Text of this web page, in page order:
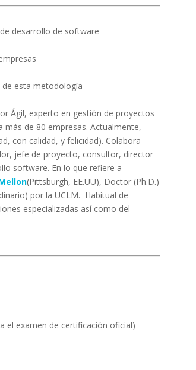
desarrollo de software
de esta metodología
Ágil, experto en gestión de proyectos
de 80 empresas. Actualmente,
con calidad, y felicidad). Colabora
jefe de proyecto, consultor, director
software. En lo que refiere a
(Pittsburgh, EE.UU), Doctor (Ph.D.)
por la UCLM. Habitual de
especializadas así como del
el examen de certificación oficial)